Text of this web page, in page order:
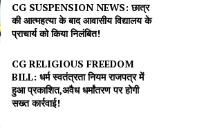
CG SUSPENSION NEWS: छात्र
की आत्महत्या के बाद आवासीय विद्यालय के
प्राचार्य को किया निलंबित!
CG RELIGIOUS FREEDOM
BILL: धर्म स्वतंत्रता नियम राजपत्र में
हुआ प्रकाशित,अवैध धर्मांतरण पर होगी
सख्त कार्रवाई!